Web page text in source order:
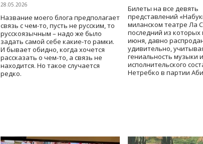
28.05.2026
Название моего блога предполагает
связь с чем-то, пусть не русским, то
русскоязычным – надо же было
задать самой себе какие-то рамки.
И бывает обидно, когда хочется
рассказать о чем-то, а связь не
находится. Но такое случается
редко.
Билеты на все девять
представлений
миланском театре Ла
последний из которых
июня, давно
удивительно,
гениальность музыки
исполнительского
Нетребко в партии